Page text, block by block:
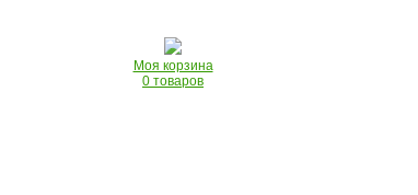
Моя корзина
0 товаров